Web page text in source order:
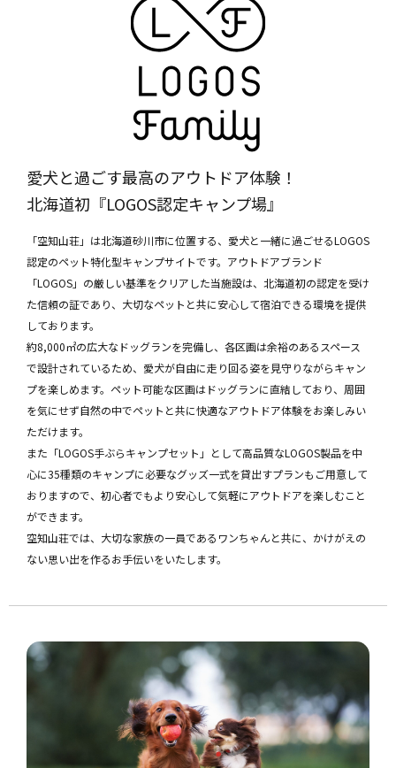
愛犬と過ごす最高のアウトドア体験！
北海道初『LOGOS認定キャンプ場』
「空知山荘」は北海道砂川市に位置する、愛犬と一緒に過ごせるLOGOS
認定のペット特化型キャンプサイトです。アウトドアブランド
「LOGOS」の厳しい基準をクリアした当施設は、北海道初の認定を受け
た信頼の証であり、大切なペットと共に安心して宿泊できる環境を提供
しております。
約8,000㎡の広大なドッグランを完備し、各区画は余裕のあるスペース
で設計されているため、愛犬が自由に走り回る姿を見守りながらキャン
プを楽しめます。ペット可能な区画はドッグランに直結しており、周囲
を気にせず自然の中でペットと共に快適なアウトドア体験をお楽しみい
ただけます。
また「LOGOS手ぶらキャンプセット」として高品質なLOGOS製品を中
心に35種類のキャンプに必要なグッズ一式を貸出すプランもご用意して
おりますので、初心者でもより安心して気軽にアウトドアを楽しむこと
ができます。
空知山荘では、大切な家族の一員であるワンちゃんと共に、かけがえの
ない思い出を作るお手伝いをいたします。